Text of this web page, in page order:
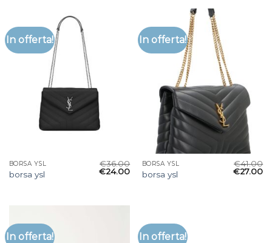
In offerta!
BORSA YSL
borsa ysl
€36.00
€24.00
In offerta!
BORSA YSL
borsa ysl
€41.00
€27.00
In offerta! In offerta!